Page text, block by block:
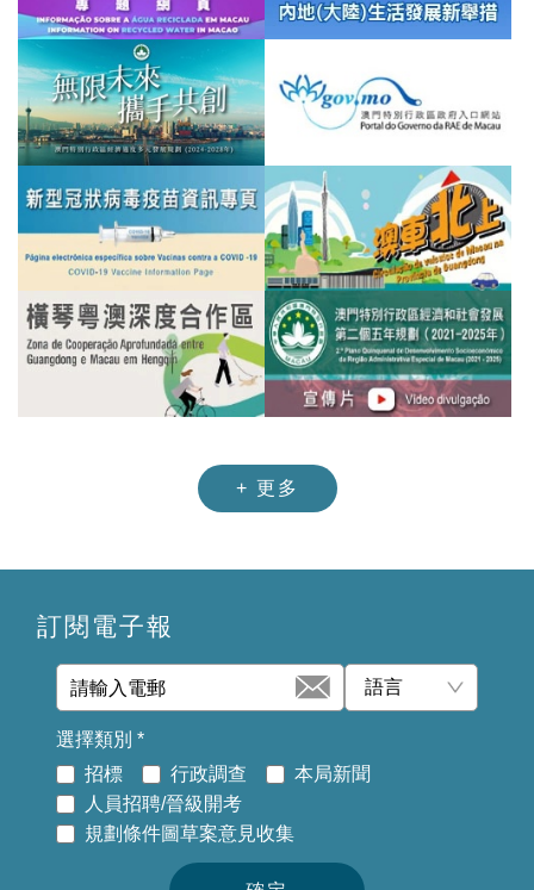
+ 更多
訂閱電子報
語言
選擇類別 *
招標
行政調查
本局新聞
人員招聘/晉級開考
規劃條件圖草案意見收集